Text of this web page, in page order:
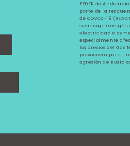
FEDER de
parte de la
de COVOD-19
sobrecoge
electricidad a
especialmente
los precios del Gas
provocados por el
agresión de Rusia